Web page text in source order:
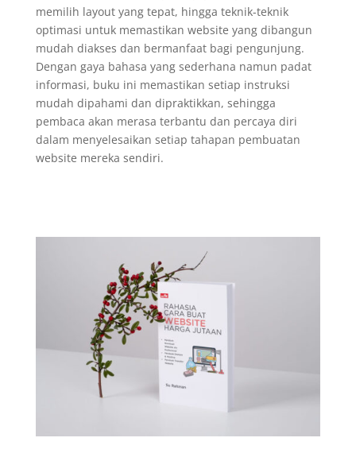
memilih layout yang tepat, hingga teknik-teknik
optimasi untuk memastikan website yang dibangun
mudah diakses dan bermanfaat bagi pengunjung.
Dengan gaya bahasa yang sederhana namun padat
informasi, buku ini memastikan setiap instruksi
mudah dipahami dan dipraktikkan, sehingga
pembaca akan merasa terbantu dan percaya diri
dalam menyelesaikan setiap tahapan pembuatan
website mereka sendiri.